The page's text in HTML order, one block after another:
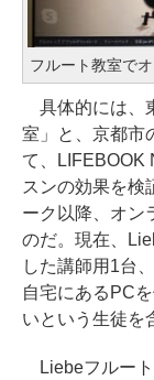
フルート教室で
具体的には、
室」と、京都市
て、LIFEBOOK
スンの効果を検
ーク以降、オン
のだ。現在、
した講師用1台
自宅にあるPC
いという生徒を
Liebeフルート